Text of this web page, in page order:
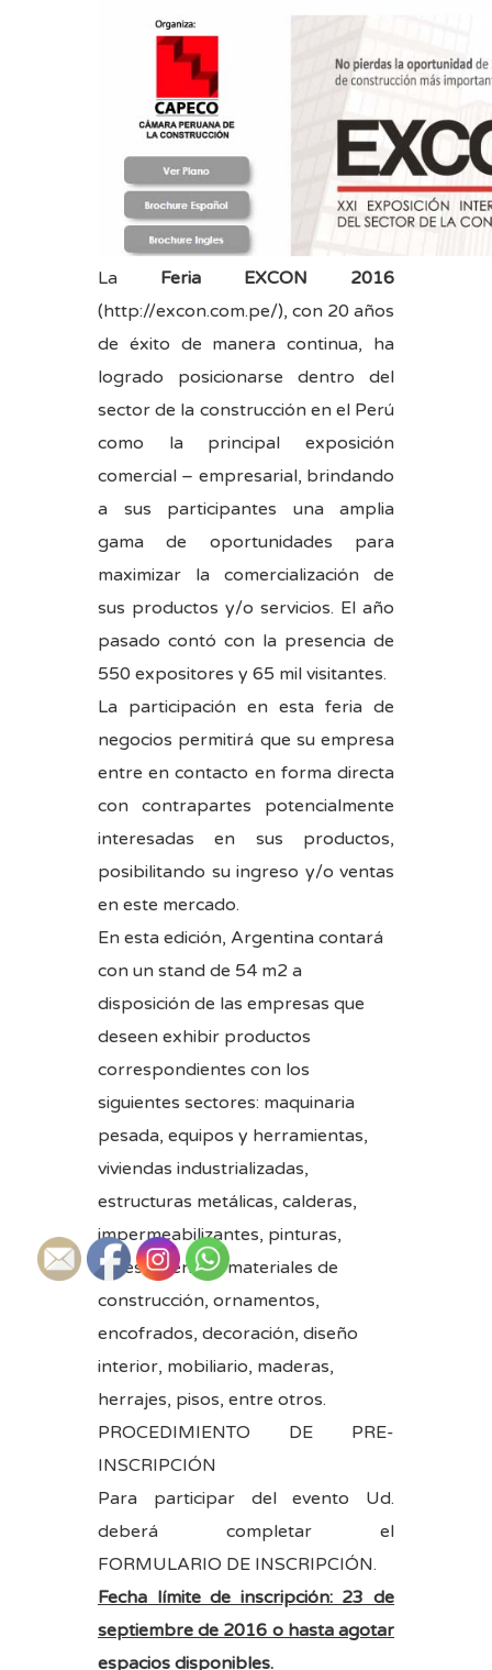
La Feria EXCON 2016
(http://excon.com.pe/), con 20 años
de éxito de manera continua, ha
logrado posicionarse dentro del
sector de la construcción en el Perú
como la principal exposición
comercial – empresarial, brindando
a sus participantes una amplia
gama de oportunidades para
maximizar la comercialización de
sus productos y/o servicios. El año
pasado contó con la presencia de
550 expositores y 65 mil visitantes.
La participación en esta feria de
negocios permitirá que su empresa
entre en contacto en forma directa
con contrapartes potencialmente
interesadas en sus productos,
posibilitando su ingreso y/o ventas
en este mercado.
En esta edición, Argentina contará
con un stand de 54 m2 a
disposición de las empresas que
deseen exhibir productos
correspondientes con los
siguientes sectores: maquinaria
pesada, equipos y herramientas,
viviendas industrializadas,
estructuras metálicas, calderas,
impermeabilizantes, pinturas,
revestimientos, materiales de
construcción, ornamentos,
encofrados, decoración, diseño
interior, mobiliario, maderas,
herrajes, pisos, entre otros.
PROCEDIMIENTO DE PRE-
INSCRIPCIÓN
Para participar del evento Ud.
deberá completar el
FORMULARIO DE INSCRIPCIÓN.
Fecha límite de inscripción: 23 de
septiembre de 2016 o hasta agotar
espacios disponibles.